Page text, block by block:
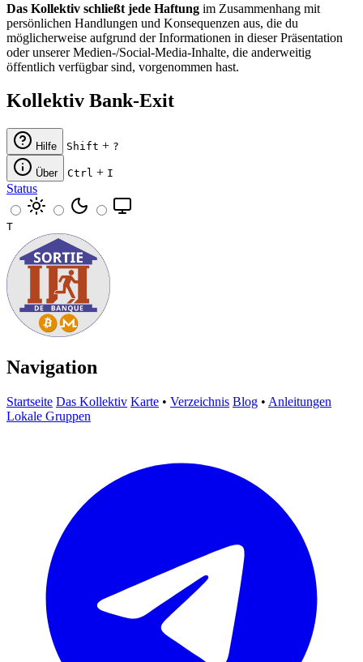
Das Kollektiv schließt jede Haftung im Zusammenhang mit
persönlichen Handlungen und Konsequenzen aus, die du
möglicherweise aufgrund der Informationen in dieser Präsentation
oder unserer Medien-/Social-Media-Inhalte, die anderweitig
öffentlich verfügbar sind, vorgenommen hast.
Kollektiv Bank-Exit
Hilfe Shift + ?
Über Ctrl + I
Status
T
Navigation
Startseite Das Kollektiv Karte • Verzeichnis Blog • Anleitungen
Lokale Gruppen